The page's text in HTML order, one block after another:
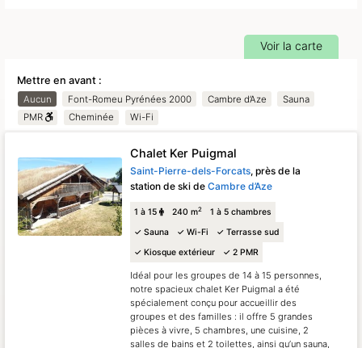
Voir la carte
Mettre en avant :
Aucun Font-Romeu Pyrénées 2000 Cambre d’Aze
Sauna
PMR
Cheminée Wi-Fi
Chalet Ker Puigmal
Saint-Pierre-dels-Forcats, près de la
station de ski deCambre d’Aze
1 à 15 240 m2
1 à 5 chambres
✓ Sauna
✓ Wi-Fi
✓ Terrasse sud
✓ Kiosque extérieur
✓ 2 PMR
Idéal pour les groupes de 14 à 15 personnes,
notre spacieux chalet Ker Puigmal a été
spécialement conçu pour accueillir des
groupes et des familles : il offre 5 grandes
pièces à vivre, 5 chambres, une cuisine, 2
salles de bains et 2 toilettes, ainsi qu’un sauna,